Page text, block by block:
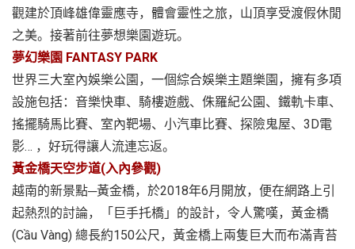
觀建於頂峰雄偉靈應寺，體會靈性之旅，山頂享受渡假休閒
之美。接著前往夢想樂園遊玩。
夢幻樂園 FANTASY PARK
世界三大室內娛樂公園，一個綜合娛樂主題樂園，擁有多項
設施包括：音樂快車、騎樓遊戲、侏羅紀公園、鐵軌卡車、
搖擺騎馬比賽、室內靶場、小汽車比賽、探險鬼屋、3D電
影… ，好玩得讓人流連忘返。
黃金橋天空步道(入內參觀)
越南的新景點─黃金橋，於2018年6月開放，便在網路上引
起熱烈的討論，「巨手托橋」的設計，令人驚嘆，黃金橋
(Cầu Vàng) 總長約150公尺，黃金橋上兩隻巨大而布滿青苔